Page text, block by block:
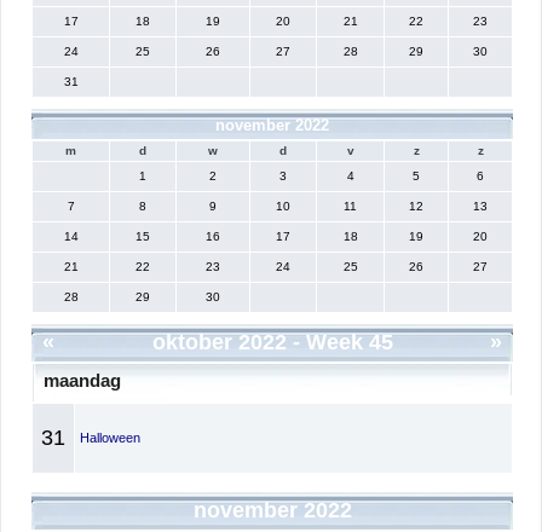
17 18 19 20 21 22 23
24 25 26 27 28 29 30
31
november 2022
m d w d v z
z
1
2 3 4 5 6
7 8 9 10 11 12 13
14 15 16 17 18 19 20
21 22 23 24 25 26 27
28 29 30
« »
oktober 2022- Week 45
maandag
31 Halloween
november 2022